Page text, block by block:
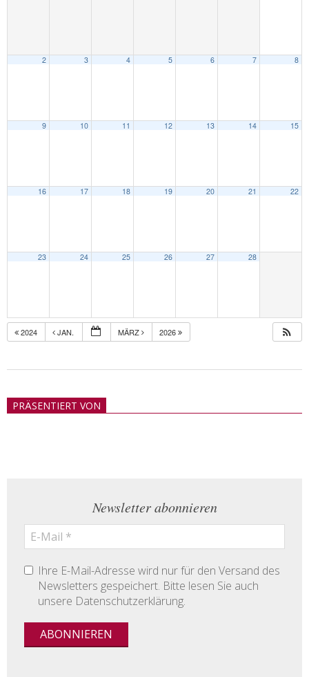
2 3 4 5 6 7 8
9 10 11 12 13 14 15
16 17 18 19 20 21 22
23 24 25 26 27 28
2024 JAN. MÄRZ 2026
21PRÄSENTIERT VON
Newsletter abonnieren
Ihre E-Mail-Adresse wird nur für den Versand des
Newsletters gespeichert. Bitte lesen Sie auch
unsere Datenschutzerklärung.